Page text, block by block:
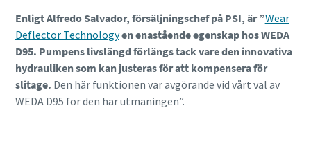
Enligt Alfredo Salvador, försäljningschef på PSI, är ”Wear
Deflector Technologyen enastående egenskap hos WEDA
D95. Pumpens livslängd förlängs tack vare den innovativa
hydrauliken som kan justeras för att kompensera för
slitage. Den här funktionen var avgörande vid vårt val av
WEDA D95 för den här utmaningen”.